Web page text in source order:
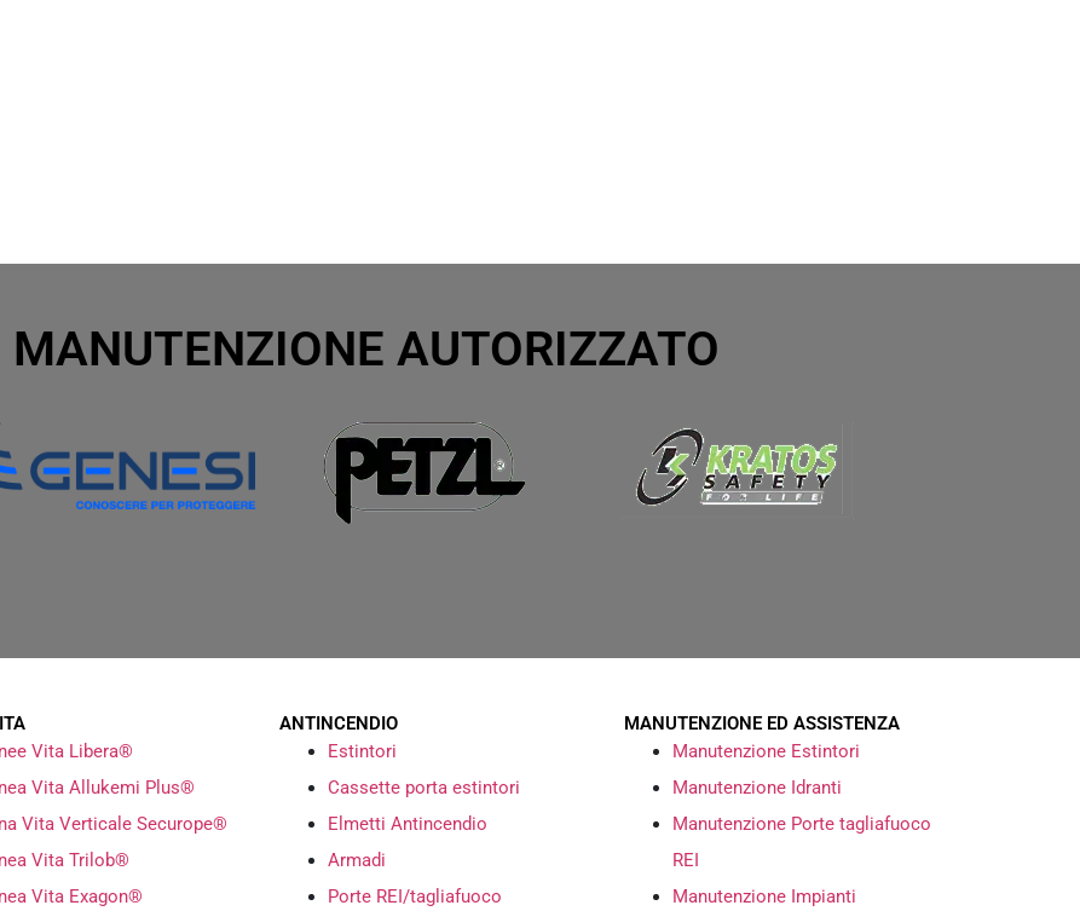
MANUTENZIONE AUTORIZZATO
Vita Libera®
Vita Allukemi Plus®
Vita Verticale Securope®
Vita Trilob®
Vita Exagon®
ANTINCENDIO
Estintori
Cassette porta estintori
Elmetti Antincendio
Armadi
Porte REI/tagliafuoco
MANUTENZIONE ED ASSISTENZA
Manutenzione Estintori
Manutenzione Idranti
Manutenzione Porte tagliafuoco
REI
Manutenzione Impianti